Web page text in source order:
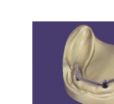
- Version estandar
Bar Module